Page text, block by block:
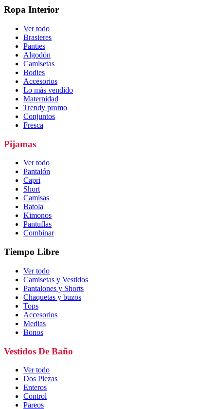
Ropa Interior
Ver todo
Brasieres
Panties
Algodón
Camisetas
Bodies
Accesorios
Lo más vendido
Maternidad
Trendy promo
Conjuntos
Fresca
Pijamas
Ver todo
Pantalón
Capri
Short
Camisas
Batola
Kimonos
Pantuflas
Combinar
Tiempo Libre
Ver todo
Camisetas y Vestidos
Pantalones y Shorts
Chaquetas y buzos
Tops
Accesorios
Medias
Bonos
Vestidos De Baño
Ver todo
Dos Piezas
Enteros
Control
Pareos